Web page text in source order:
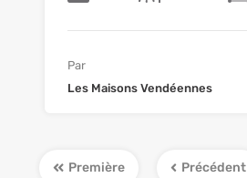
Par
Les Maisons Vendéennes
Première Précédent